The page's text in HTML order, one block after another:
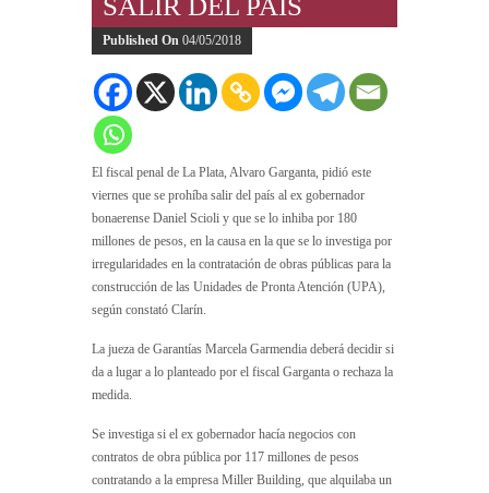
Published On 04/05/2018
El fiscal penal de La Plata, Alvaro Garganta, pidió este
viernes que se prohíba salir del país al ex gobernador
bonaerense Daniel Scioli y que se lo inhiba por 180
millones de pesos, en la causa en la que se lo investiga por
irregularidades en la contratación de obras públicas para la
construcción de las Unidades de Pronta Atención (UPA),
según constató Clarín.
La jueza de Garantías Marcela Garmendia deberá decidir si
da a lugar a lo planteado por el fiscal Garganta o rechaza la
medida.
Se investiga si el ex gobernador hacía negocios con
contratos de obra pública por 117 millones de pesos
contratando a la empresa Miller Building, que alquilaba un